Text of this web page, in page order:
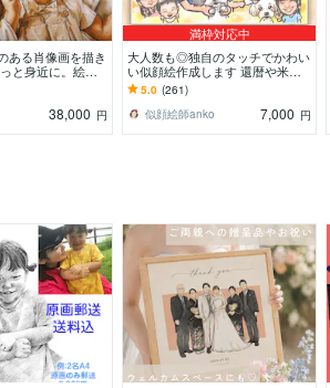
ある肖像画を描き
と身近に。絵画
ったりしてみませ
38,000 円
満枠対応中
大人数も◎独自のタッチでかわい
い似顔絵作成します 還暦や米
寿、誕生日プレゼント、結婚記念
日のお祝いに
5.0 (261)
似顔絵師anko
7,000 円